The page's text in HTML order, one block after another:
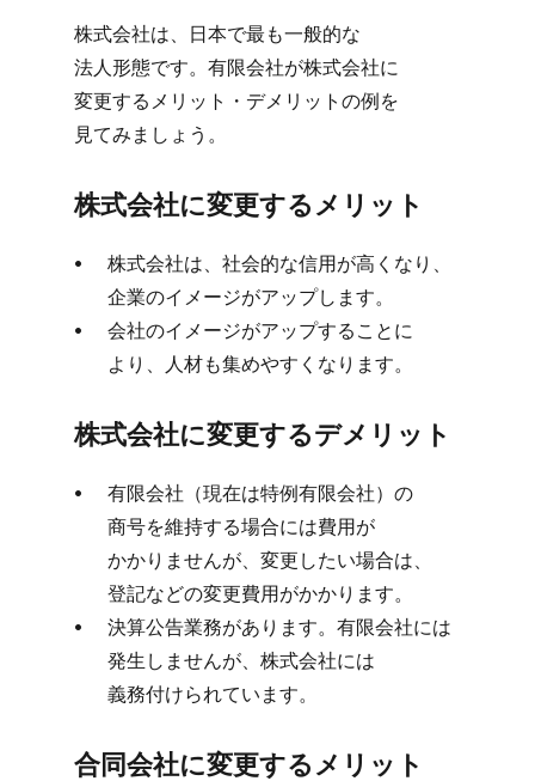
株式会社は、​日本で​最も​一般的な​
法人形態です。​有限会社が​株式会社に​
変更する​メリット・デメリットの​例を​
見てみましょう。
株式会社に​変更する​メリット
株式会社は、​社会的な​信用が​高くなり、​
企業の​イメージが​アップします。
会社の​イメージが​アップする​ことに​
より、​人材も​集めやすくなります。
株式会社に​変更する​デメリット
有限会社​（現在は​特例有限会社）の​
商号を​維持する​場合には​費用が​
かかりませんが、​変更したい​場合は、​
登記などの​変更費用が​かかります。
決算公告業務が​あります。​有限会社には​
発生しませんが、​株式会社には​
義務付けられています。
合同会社に​変更する​メリット